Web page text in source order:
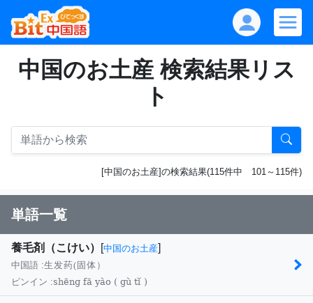
中国のお土産 検索結果リス
ト
[中国のお土産]の検索結果(115件中 101～115件)
単語一覧
養毛剤（こけい） [中国のお土産]
中国語 :生发药(固体）
ピンイン :shēng fā yào ( gù tǐ )